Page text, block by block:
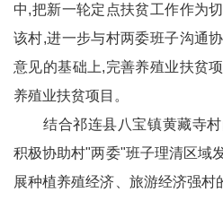
中,把新一轮定点扶贫工作作为
该村,进一步与村两委班子沟通
意见的基础上,完善养殖业扶贫
养殖业扶贫项目。
结合祁连县八宝镇黄藏寺村
积极协助村"两委"班子理清区域
展种植养殖经济、旅游经济强村